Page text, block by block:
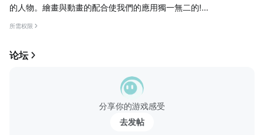
的人物。繪畫與動畫的配合使我們的應用獨一無二的!
“小孩子畫畫兒！”是個唯一的繪畫遊戲。 ” 是一種獨特的動畫遊戲。
人物，有意思的圖片會長期地吸引小畫家...
所需权限
论坛
分享你的游戏感受
去发帖